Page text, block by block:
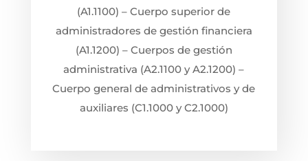
(A1.1100) – Cuerpo superior de
administradores de gestión financiera
(A1.1200) – Cuerpos de gestión
administrativa (A2.1100 y A2.1200) –
Cuerpo general de administrativos y de
auxiliares (C1.1000 y C2.1000)